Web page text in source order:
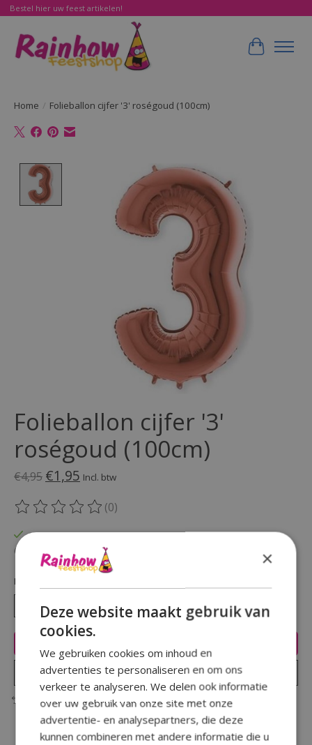
Bestel hier uw feest artikelen!
Home / Folieballon cijfer '3' roségoud (100cm)
Product image slideshow Items
Folieballon cijfer '3'
roségoud (100cm)
€4,95 €1,95 Incl. btw
De beoordeling van dit product is
(0)
Op voorraad
Beschikbaarheid in de winkel controleren
Hoeveelheid:
Plaats bestelling
Toevoegen om te vergelijken
×
Deze website maakt gebruik van
cookies.
We gebruiken cookies om inhoud en
advertenties te personaliseren en om ons
verkeer te analyseren. We delen ook informatie
over uw gebruik van onze site met onze
advertentie- en analysepartners, die deze
kunnen combineren met andere informatie die u